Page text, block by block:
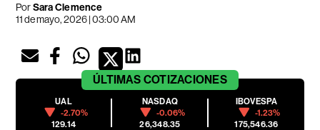
PorSara Clemence
11 de mayo, 2026 | 03:00 AM
ÚLTIMAS COTIZACIONES
UAL
-2.70%
129.14
NASDAQ
-0.06%
26,348.35
IBOVESPA
-1.23%
175,546.36